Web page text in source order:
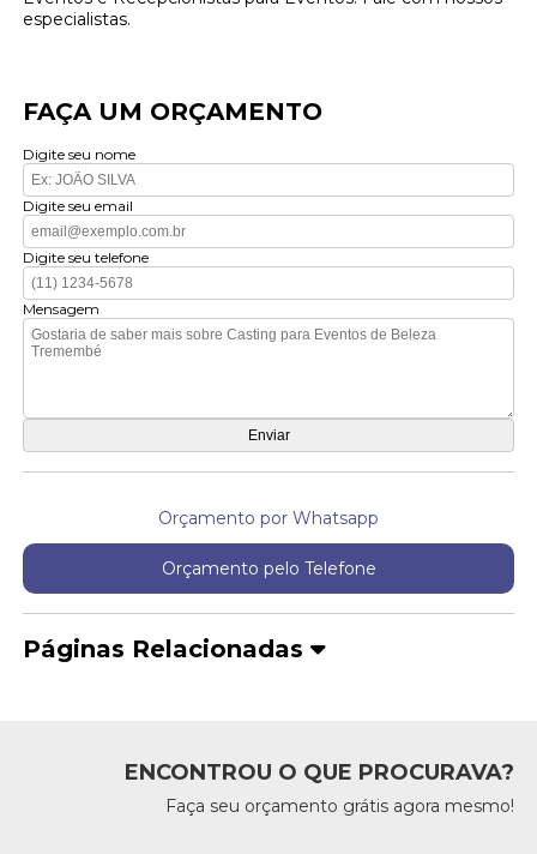
especialistas.
FAÇA UM ORÇAMENTO
Digite seu nome
Digite seu email
Digite seu telefone
Mensagem
Orçamento por Whatsapp
Orçamento pelo Telefone
Páginas Relacionadas
ENCONTROU O QUE PROCURAVA?
Faça seu orçamento grátis agora mesmo!